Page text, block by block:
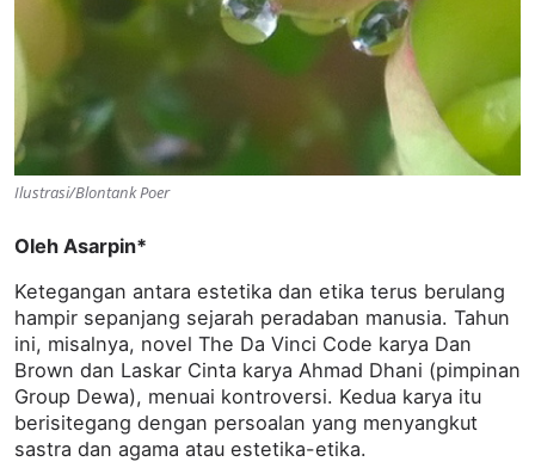
Ilustrasi/Blontank Poer
Oleh Asarpin*
Ketegangan antara estetika dan etika terus berulang
hampir sepanjang sejarah peradaban manusia. Tahun
ini, misalnya, novel The Da Vinci Code karya Dan
Brown dan Laskar Cinta karya Ahmad Dhani (pimpinan
Group Dewa), menuai kontroversi. Kedua karya itu
berisitegang dengan persoalan yang menyangkut
sastra dan agama atau estetika-etika.